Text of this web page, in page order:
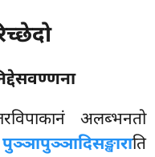
अलब्भनतो
पुञ्ञापुञ्ञादिसङ्खाराति